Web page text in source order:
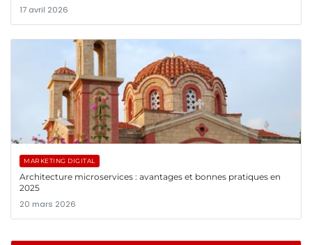
17 avril 2026
MARKETING DIGITAL
Architecture microservices : avantages et bonnes pratiques en
2025
20 mars 2026